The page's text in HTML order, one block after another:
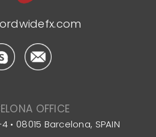
OFFICE
• 08015 Barcelona, SPAIN